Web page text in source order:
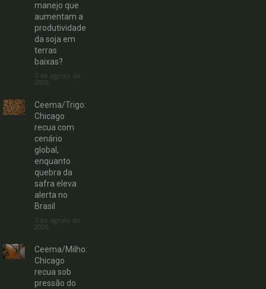
manejo que
aumentam a
produtividade
da soja em
terras
baixas?
7 de agosto de
2026
Ceema/Trigo:
Chicago
recua com
cenário
global,
enquanto
quebra da
safra eleva
alerta no
Brasil
7 de agosto de
2026
Ceema/Milho:
Chicago
recua sob
pressão do